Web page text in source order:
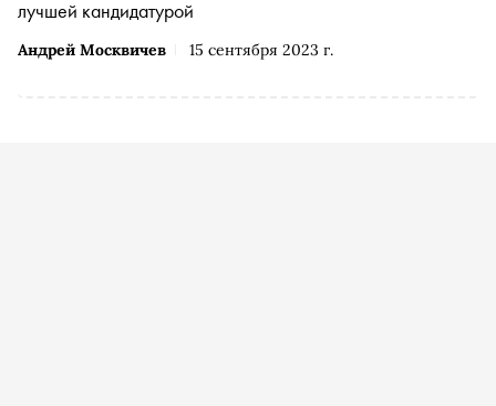
Андрей Москвичев 15 сентября 2023 г.
лучшей кандидатурой